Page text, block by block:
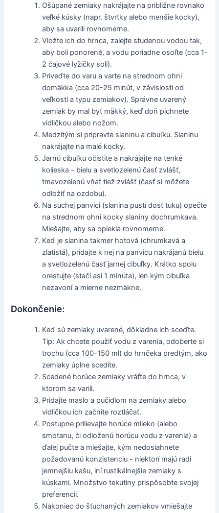
Ošúpané zemiaky nakrájajte na približne rovnako
veľké kúsky (napr. štvrťky alebo menšie kocky),
aby sa uvarili rovnomerne.
Vložte ich do hrnca, zalejte studenou vodou tak,
aby boli ponorené, a vodu poriadne osoľte (cca 1-
2 čajové lyžičky soli).
Priveďte do varu a varte na strednom ohni
domäkka (cca 20-25 minút, v závislosti od
veľkosti a typu zemiakov). Správne uvarený
zemiak by mal byť mäkký, keď doň pichnete
vidličkou alebo nožom.
Medzitým si pripravte slaninu a cibuľku. Slaninu
nakrájajte na malé kocky.
Jarnú cibuľku očistite a nakrájajte na tenké
kolieska - bielu a svetlozelenú časť zvlášť,
tmavozelenú vňať tiež zvlášť (časť si môžete
odložiť na ozdobu).
Na suchej panvici (slanina pustí dosť tuku) opečte
na strednom ohni kocky slaniny dochrumkava.
Miešajte, aby sa opiekla rovnomerne.
Keď je slanina takmer hotová (chrumkavá a
zlatistá), pridajte k nej na panvicu nakrájanú bielu
a svetlozelenú časť jarnej cibuľky. Krátko spolu
orestujte (stačí asi 1 minúta), len kým cibuľka
nezavoní a mierne nezmäkne.
Dokončenie:
Keď sú zemiaky uvarené, dôkladne ich sceďte.
Tip: Ak chcete použiť vodu z varenia, odoberte si
trochu (cca 100-150 ml) do hrnčeka predtým, ako
zemiaky úplne scedíte.
Scedené horúce zemiaky vráťte do hrnca, v
ktorom sa varili.
Pridajte maslo a pučidlom na zemiaky alebo
vidličkou ich začnite roztláčať.
Postupne prilievajte horúce mlieko (alebo
smotanu, či odloženú horúcu vodu z varenia) a
ďalej pučte a miešajte, kým nedosiahnete
požadovanú konzistenciu - niektorí majú radi
jemnejšiu kašu, iní rustikálnejšie zemiaky s
kúskami. Množstvo tekutiny prispôsobte svojej
preferencii.
Nakoniec do šťuchaných zemiakov vmiešajte